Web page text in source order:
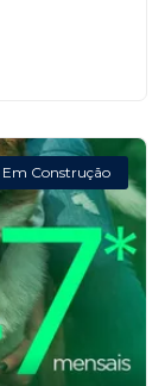
Em Construção